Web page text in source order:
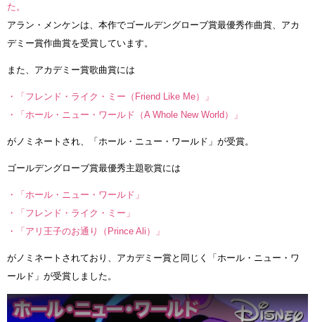
た。
アラン・メンケンは、本作でゴールデングローブ賞最優秀作曲賞、アカ
デミー賞作曲賞を受賞しています。
また、アカデミー賞歌曲賞には
・「フレンド・ライク・ミー（Friend Like Me）」
・「ホール・ニュー・ワールド（A Whole New World）」
がノミネートされ、「ホール・ニュー・ワールド」が受賞。
ゴールデングローブ賞最優秀主題歌賞には
・「ホール・ニュー・ワールド」
・「フレンド・ライク・ミー」
・「アリ王子のお通り（Prince Ali）」
がノミネートされており、アカデミー賞と同じく「ホール・ニュー・ワ
ールド」が受賞しました。